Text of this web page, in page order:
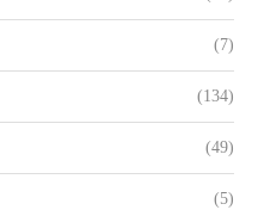
(7)
(134)
(49)
(5)